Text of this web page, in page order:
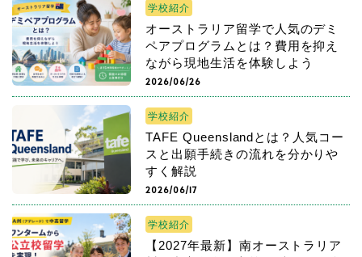
学校紹介
オーストラリア留学で人気のデミ
ペアプログラムとは？費用を抑え
ながら現地生活を体験しよう
2026/06/26
学校紹介
TAFE Queenslandとは？人気コー
スと出願手続きの流れを分かりや
すく解説
2026/06/17
学校紹介
【2027年最新】南オーストラリア